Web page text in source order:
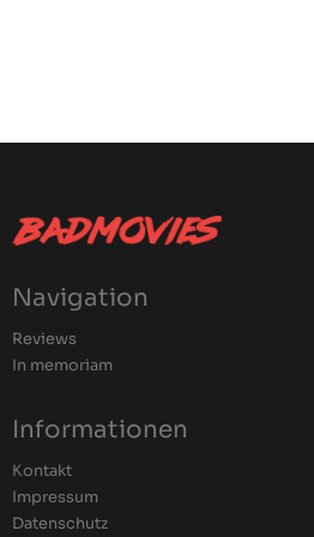
Navigation
Reviews
In memoriam
Informationen
Kontakt
Impressum
Datenschutz